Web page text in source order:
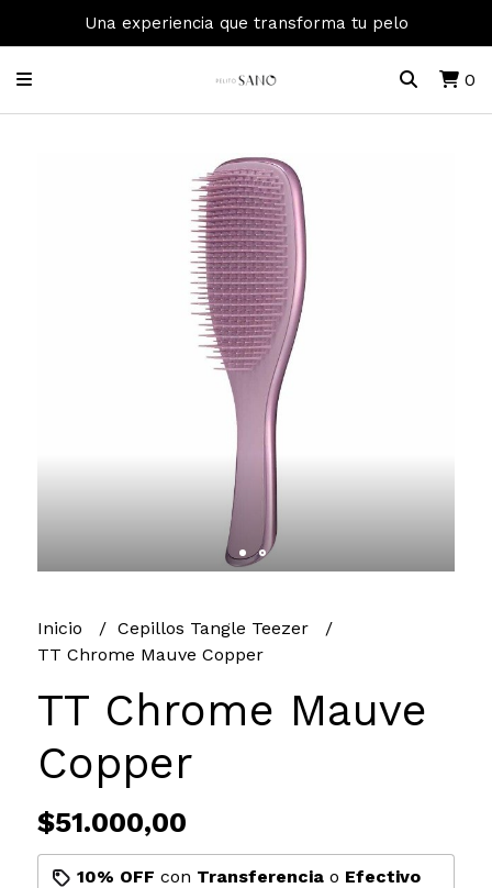
Una experiencia que transforma tu pelo
0
Inicio
Cepillos Tangle Teezer
TT Chrome Mauve Copper
TT Chrome Mauve
Copper
$51.000,00
10% OFF con Transferenciao Efectivo